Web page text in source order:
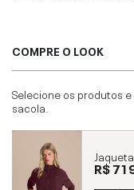
COMPRE O LOOK
Selecione os produtos
sacola.
R$